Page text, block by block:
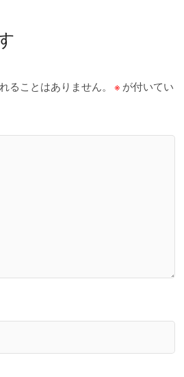
ることはありません。 ※ が付いてい